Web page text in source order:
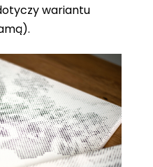
wariantu